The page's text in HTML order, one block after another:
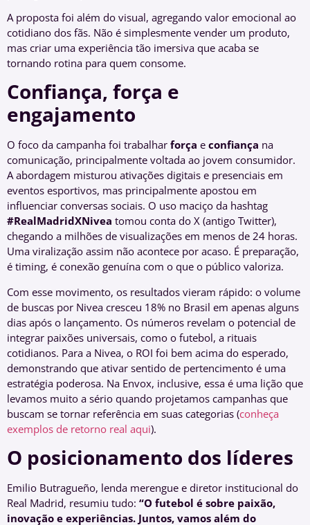
A proposta foi além do visual, agregando valor emocional ao
cotidiano dos fãs. Não é simplesmente vender um produto,
mas criar uma experiência tão imersiva que acaba se
tornando rotina para quem consome.
Confiança, força e
engajamento
O foco da campanha foi trabalhar força e confiança na
comunicação, principalmente voltada ao jovem consumidor.
A abordagem misturou ativações digitais e presenciais em
eventos esportivos, mas principalmente apostou em
influenciar conversas sociais. O uso maciço da hashtag
#RealMadridXNivea tomou conta do X (antigo Twitter),
chegando a milhões de visualizações em menos de 24 horas.
Uma viralização assim não acontece por acaso. É preparação,
é timing, é conexão genuína com o que o público valoriza.
Com esse movimento, os resultados vieram rápido: o volume
de buscas por Nivea cresceu 18% no Brasil em apenas alguns
dias após o lançamento. Os números revelam o potencial de
integrar paixões universais, como o futebol, a rituais
cotidianos. Para a Nivea, o ROI foi bem acima do esperado,
demonstrando que ativar sentido de pertencimento é uma
estratégia poderosa. Na Envox, inclusive, essa é uma lição que
levamos muito a sério quando projetamos campanhas que
buscam se tornar referência em suas categorias (conheça
exemplos de retorno real aqui).
O posicionamento dos líderes
Emilio Butragueño, lenda merengue e diretor institucional do
Real Madrid, resumiu tudo: “O futebol é sobre paixão,
inovação e experiências. Juntos, vamos além do